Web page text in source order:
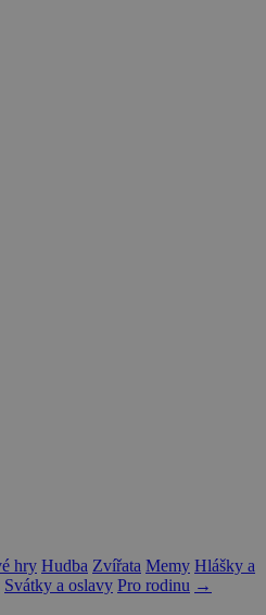
hry Hudba Zvířata Memy Hlášky a
Svátky a oslavy Pro rodinu →